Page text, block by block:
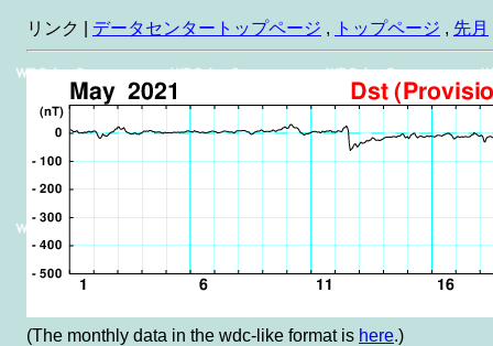
リンク | データセンタートップページ , トップページ , 先月
(The monthly data in the wdc-like format is here.)